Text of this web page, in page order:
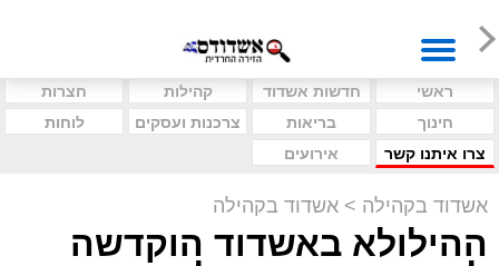
ראשי חדשות אשדוד קהילות
חצרות
חינוך
בריאות צרכנות ועסקים
לוחות
צרו איתנו קשר
אירועים
אשדוד בקהילה > אשדוד בקהילה
ההילולא באשדוד הוקדשה